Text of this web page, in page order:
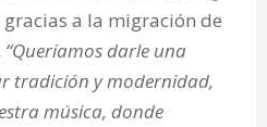
a la migración de
“Queríamos darle una
tradición y modernidad,
música, donde